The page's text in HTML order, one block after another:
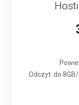
Odczyt: do